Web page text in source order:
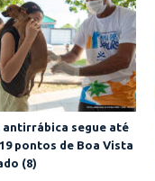
antirrábica segue até
pontos de Boa Vista
(8)